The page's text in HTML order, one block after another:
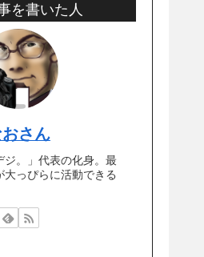
を書いた人
さん
ジ。」代表の化身。最
大っぴらに活動できる